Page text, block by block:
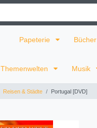
Papeterie Bücher
Themenwelten Musik
Reisen & Städte Portugal [DVD]